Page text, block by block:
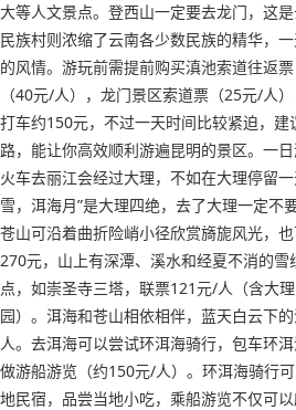
大等人文景点。登西山一定要去龙门，这是
民族村则浓缩了云南各少数民族的精华，
的风情。游玩前需提前购买滇池索道往返
（40元/人），龙门景区索道票（25元/人
打车约150元，不过一天时间比较紧迫，
路，能让你高效顺利游遍昆明的景区。一
火车去丽江会经过大理，不如在大理停留
雪，洱海月”是大理四绝，去了大理一定不
苍山可沿着曲折险峭小径欣赏旖旎风光，
270元，山上有深潭、溪水和经夏不消的
点，如崇圣寺三塔，联票121元/人（含大
园）。洱海和苍山相依相伴，蓝天白云下
人。去洱海可以尝试环洱海骑行，包车环
做游船游览（约150元/人）。环洱海骑行
地民宿，品尝当地小吃，乘船游览不仅可